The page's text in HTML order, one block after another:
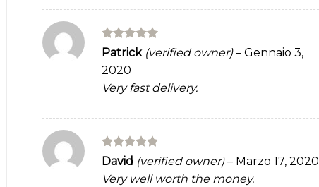
Rated5
Patrick (verified owner) – Gennaio 3,
2020
Very fast delivery.
Rated 5
out of 5
David (verified owner) – Marzo 17, 2020
Very well worth the money.